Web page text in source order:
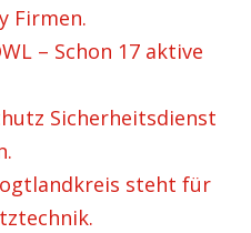
Firmen.
– Schon 17 aktive
Sicherheitsdienst
steht für